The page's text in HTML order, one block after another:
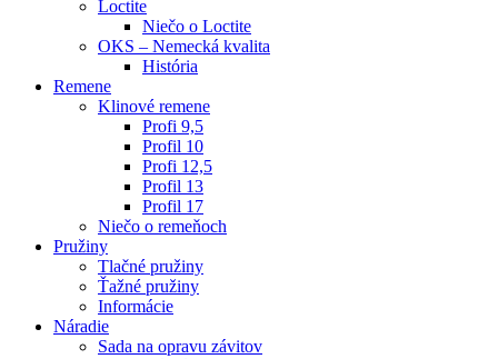
Loctite
Niečo o Loctite
OKS – Nemecká kvalita
História
Remene
Klinové remene
Profi 9,5
Profil 10
Profi 12,5
Profil 13
Profil 17
Niečo o remeňoch
Pružiny
Tlačné pružiny
Ťažné pružiny
Informácie
Náradie
Sada na opravu závitov